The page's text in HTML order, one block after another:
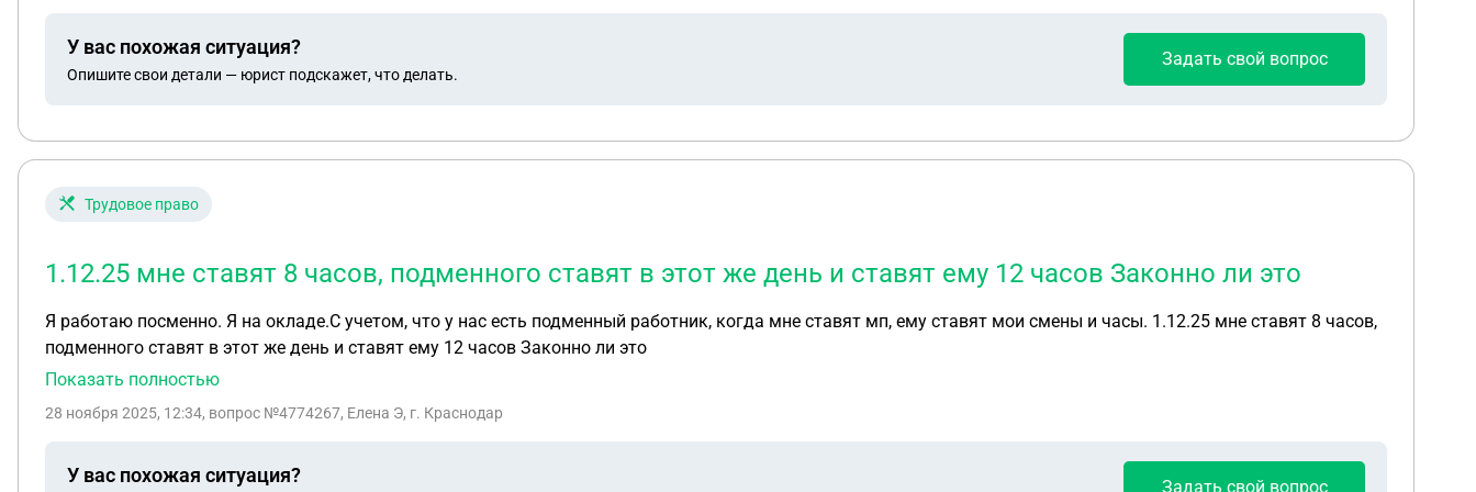
У вас похожая ситуация?
Опишите свои детали — юрист подскажет, что делать.
Задать свой вопрос
Трудовое право
1.12.25 мне ставят 8 часов, подменного ставят в этот же день и ставят ему 12 часов Законно ли это
Я работаю посменно. Я на окладе.С учетом, что у нас есть подменный работник, когда мне ставят мп, ему ставят мои смены и часы. 1.12.25 мне ставят 8 часов,
подменного ставят в этот же день и ставят ему 12 часов Законно ли это
Показать полностью
28 ноября 2025, 12:34, вопрос №4774267, Елена Э, г. Краснодар
У вас похожая ситуация?
Задать свой вопрос